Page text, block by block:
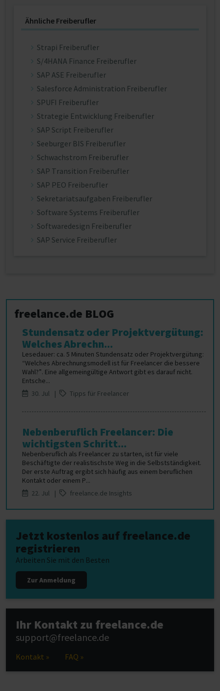
Ähnliche Freiberufler
Strapi Freiberufler
S/4HANA Finance Freiberufler
SAP ASE Freiberufler
Salesforce Administration Freiberufler
SPUFI Freiberufler
Strategie Entwicklung Freiberufler
SAP Script Freiberufler
Seeburger BIS Freiberufler
Schwachstrom Freiberufler
SAP Transition Freiberufler
SAP PEO Freiberufler
Sekretariatsaufgaben Freiberufler
Software Systems Freiberufler
Softwaredesign Freiberufler
SAP Service Freiberufler
freelance.de BLOG
Stundensatz oder Projektvergütung:
Welches Abrechn...
Lesedauer: ca. 5 Minuten Stundensatz oder Projektvergütung:
“Welches Abrechnungsmodell ist für Freelancer die bessere
Wahl?”. Eine allgemeingültige Antwort gibt es darauf nicht.
Entsche...
30. Jul |
Tipps für Freelancer
Nebenberuflich Freelancer: Die
wichtigsten Schritt...
Nebenberuflich als Freelancer zu starten, ist für viele
Beschäftigte der realistischste Weg in die Selbstständigkeit.
Der erste Auftrag ergibt sich häufig aus einem beruflichen
Kontakt oder einem P...
22. Jul |
freelance.de Insights
Jetzt kostenlos auf freelance.de
registrieren
Arbeiten Sie mit den Besten
Zur Anmeldung
Ihr Kontakt zu freelance.de
support@freelance.de
Kontakt » FAQ »